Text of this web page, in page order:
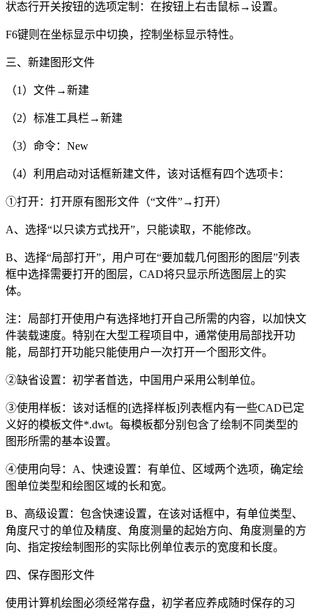
状态行开关按钮的选项定制：在按钮上右击鼠标→设置。
F6键则在坐标显示中切换，控制坐标显示特性。
三、新建图形文件
（1）文件→新建
（2）标准工具栏→新建
（3）命令： New
（4）利用启动对话框新建文件，该对话框有四个选项卡：
①打开：打开原有图形文件（“文件”→打开）
A、选择“以只读方式找开”，只能读取，不能修改。
B、选择“局部打开”，用户可在“要加载几何图形的图层”列表
框中选择需要打开的图层， CAD将只显示所选图层上的实
体。
注：局部打开使用户有选择地打开自己所需的内容，以加快文
件装载速度。特别在大型工程项目中，通常使用局部找开功
能，局部打开功能只能使用户一次打开一个图形文件。
②缺省设置：初学者首选，中国用户采用公制单位。
③使用样板：该对话框的[选择样板]列表框内有一些CAD已定
义好的模板文件*.dwt。每模板都分别包含了绘制不同类型的
图形所需的基本设置。
④使用向导： A、快速设置：有单位、区域两个选项，确定绘
图单位类型和绘图区域的长和宽。
B、高级设置：包含快速设置，在该对话框中，有单位类型、
角度尺寸的单位及精度、角度测量的起始方向、角度测量的方
向、指定按绘制图形的实际比例单位表示的宽度和长度。
四、保存图形文件
使用计算机绘图必须经常存盘，初学者应养成随时保存的习